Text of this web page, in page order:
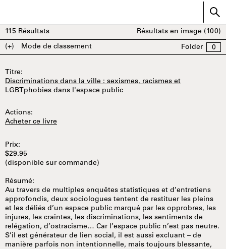
115 Résultats Résultats en image (100)
(+)
Mode de classement Folder 0
Titre:
Discriminations dans la ville : sexismes, racismes et
LGBTphobies dans l'espace public
Actions:
Acheter ce livre
Prix:
$29.95
(disponible sur commande)
Résumé:
Au travers de multiples enquêtes statistiques et d’entretiens
approfondis, deux sociologues tentent de restituer les pleins
et les déliés d’un espace public marqué par les opprobres, les
injures, les craintes, les discriminations, les sentiments de
relégation, d’ostracisme… Car l’espace public n’est pas neutre.
S’il est générateur de lien social, il est aussi excluant – de
manière parfois non intentionnelle, mais toujours blessante,